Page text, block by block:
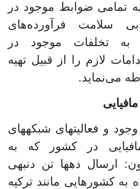
تمامی ضوابط موجود در
سلامت فرآورده‌های
به تخلفات موجود در
لازم را از قبیل تهیه
می‌نماید.
و فعالیت­های شبکه­های
در کشور که به
ارسال ده­ها تن دنبه­ی
به کشور­هایی مانند ترکیه